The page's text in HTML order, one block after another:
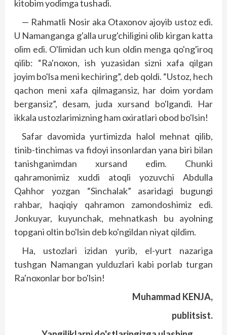
kitobim yodimga tushadi.
— Rahmatli Nosir aka Otaxonov ajoyib ustoz edi.
U Namanganga g'alla urug'chiligini olib kirgan katta
olim edi. O'limidan uch kun oldin menga qo'ng'iroq
qilib: “Ra'noxon, ish yuzasidan sizni xafa qilgan
joyim bo'lsa meni kechiring”, deb qoldi. “Ustoz, hech
qachon meni xafa qilmagansiz, har doim yordam
bergansiz”, desam, juda xursand bo'lgandi. Har
ikkala ustozlarimizning ham oxiratlari obod bo'lsin!
Safar davomida yurtimizda halol mehnat qilib,
tinib-tinchimas va fidoyi insonlardan yana biri bilan
tanishganimdan xursand edim. Chunki
qahramonimiz xuddi atoqli yozuvchi Abdulla
Qahhor yozgan “Sinchalak” asaridagi bugungi
rahbar, haqiqiy qahramon zamondoshimiz edi.
Jonkuyar, kuyunchak, mehnatkash bu ayolning
topgani oltin bo'lsin deb ko'ngildan niyat qildim.
Ha, ustozlari izidan yurib, el-yurt nazariga
tushgan Namangan yulduzlari kabi porlab turgan
Ra'noxonlar bor bo'lsin!
Muhammad KENJA,
publitsist.